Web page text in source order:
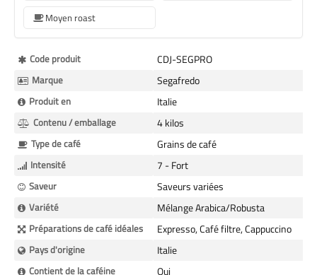
Moyen roast
Plus
d’information
Code produit CDJ-SEGPRO
Marque Segafredo
Produit en Italie
Contenu / emballage 4 kilos
Type de café Grains de café
Intensité 7 - Fort
Saveur Saveurs variées
Variété Mélange Arabica/Robusta
Préparations de café idéales Expresso, Café filtre, Cappuccino
Pays d'origine Italie
Contient de la caféine Oui